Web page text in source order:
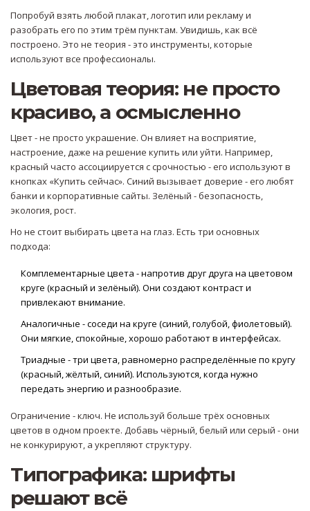
Попробуй взять любой плакат, логотип или рекламу и
разобрать его по этим трём пунктам. Увидишь, как всё
построено. Это не теория - это инструменты, которые
используют все профессионалы.
Цветовая теория: не просто
красиво, а осмысленно
Цвет - не просто украшение. Он влияет на восприятие,
настроение, даже на решение купить или уйти. Например,
красный часто ассоциируется с срочностью - его используют в
кнопках «Купить сейчас». Синий вызывает доверие - его любят
банки и корпоративные сайты. Зелёный - безопасность,
экология, рост.
Но не стоит выбирать цвета на глаз. Есть три основных
подхода:
Комплементарные цвета - напротив друг друга на цветовом
круге (красный и зелёный). Они создают контраст и
привлекают внимание.
Аналогичные - соседи на круге (синий, голубой, фиолетовый).
Они мягкие, спокойные, хорошо работают в интерфейсах.
Триадные - три цвета, равномерно распределённые по кругу
(красный, жёлтый, синий). Используются, когда нужно
передать энергию и разнообразие.
Ограничение - ключ. Не используй больше трёх основных
цветов в одном проекте. Добавь чёрный, белый или серый - они
не конкурируют, а укрепляют структуру.
Типографика: шрифты
решают всё